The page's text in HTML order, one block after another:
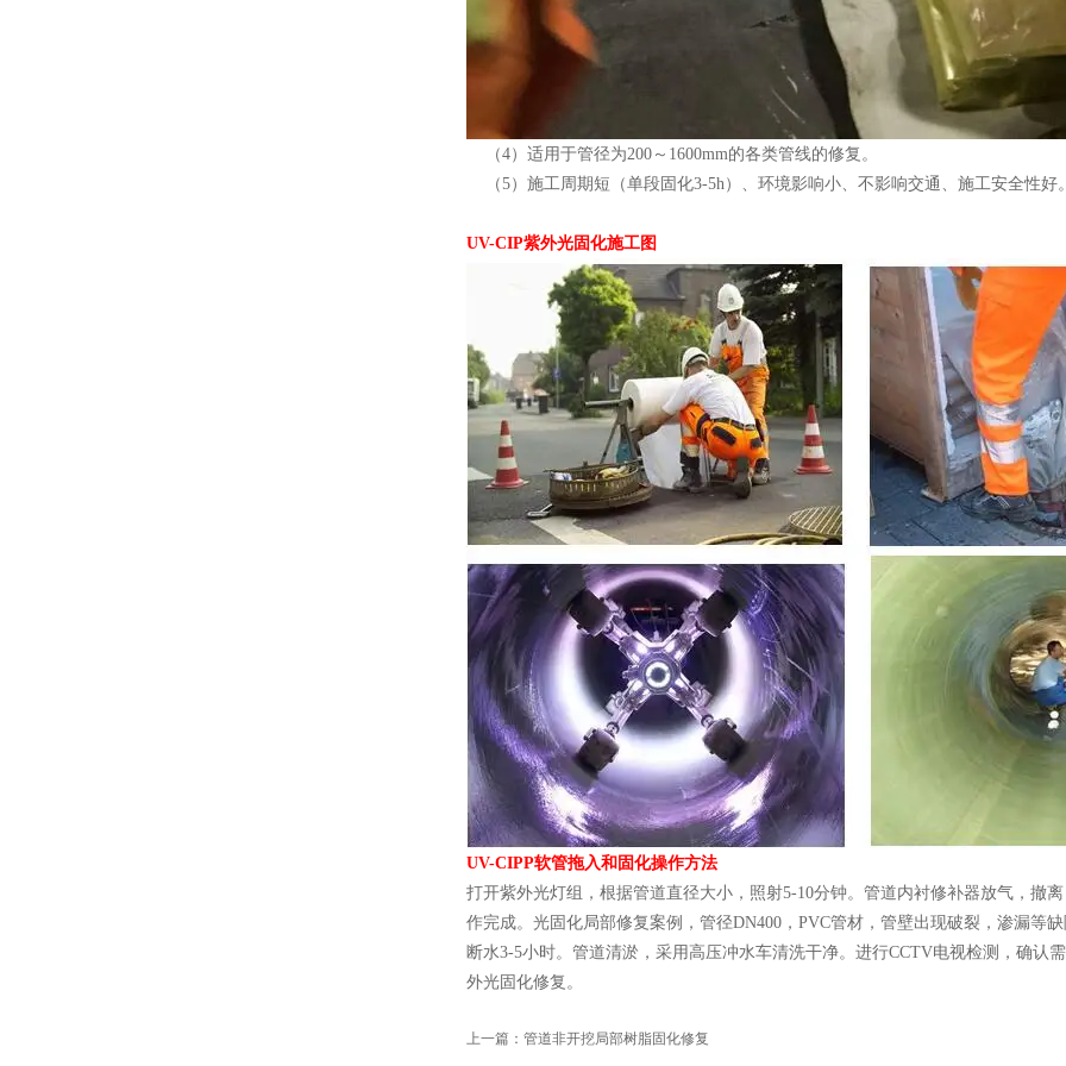
（4）适用于管径为200～1600mm的各类管线的修复。
（5）施工周期短（单段固化3-5h）、环境影响小、不影响交通、施工安全性好
UV-CIP紫外光固化施工图
UV-CIPP软管拖入和固化操作方法
打开紫外光灯组，根据管道直径大小，照射5-10分钟。管道内衬修补器放气，撤
作完成。光固化局部修复案例，管径DN400，PVC管材，管壁出现破裂，渗漏等
断水3-5小时。管道清淤，采用高压冲水车清洗干净。进行CCTV电视检测，确认
外光固化修复。
上一篇： 管道非开挖局部树脂固化修复